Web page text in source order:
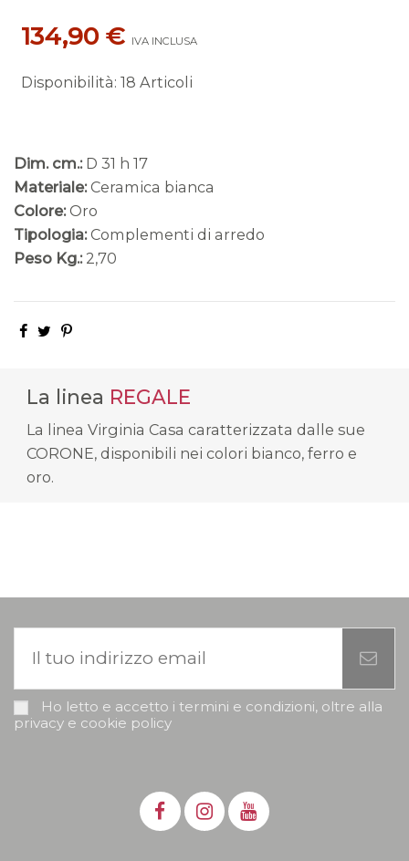
134,90 € IVA INCLUSA
Disponibilità: 18 Articoli
Dim. cm.: D 31 h 17
Materiale: Ceramica bianca
Colore: Oro
Tipologia: Complementi di arredo
Peso Kg.: 2,70
La linea REGALE
La linea Virginia Casa caratterizzata dalle sue
CORONE, disponibili nei colori bianco, ferro e
oro.
Ho letto e accetto i termini e condizioni, oltre alla
privacy e cookie policy